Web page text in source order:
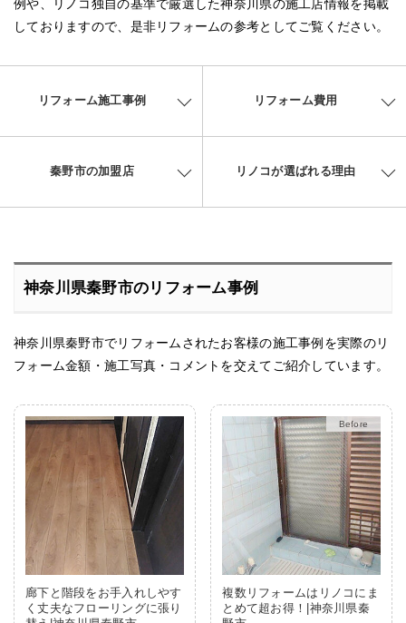
例や、リノコ独自の基準で厳選した神奈川県の施工店情報を掲載
しておりますので、是非リフォームの参考としてご覧ください。
リフォーム施工事例 リフォーム費用
秦野市の加盟店 リノコが選ばれる理由
神奈川県秦野市のリフォーム事例
神奈川県秦野市でリフォームされたお客様の施工事例を実際のリ
フォーム金額・施工写真・コメントを交えてご紹介しています。
廊下と階段をお手入れしやす
く丈夫なフローリングに張り
After
複数リフォームはリノコにま
とめて超お得！|神奈川県秦